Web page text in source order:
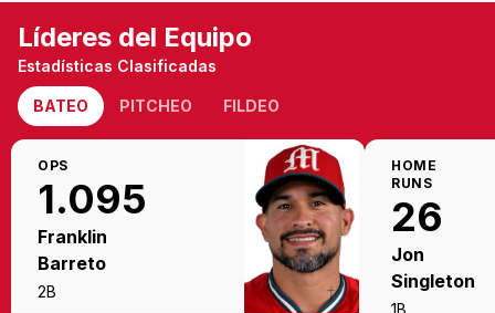
Líderes del Equipo
Estadísticas Clasificadas
BATEO PITCHEO FILDEO
OPS
1.095
Franklin
Barreto
2B
HOME
RUNS
26
Jon
Singleton